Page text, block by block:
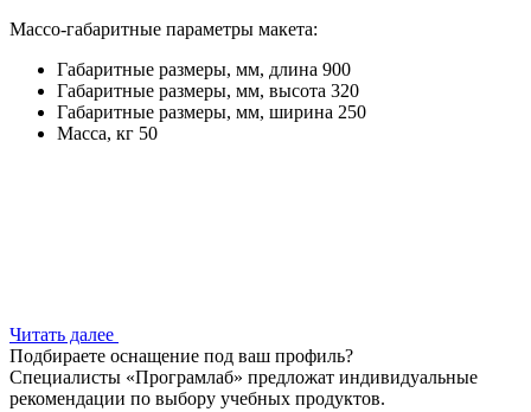
Массо-габаритные параметры макета:
Габаритные размеры, мм, длина 900
Габаритные размеры, мм, высота 320
Габаритные размеры, мм, ширина 250
Масса, кг 50
Читать далее
Подбираете оснащение под ваш профиль?
Специалисты «Програмлаб» предложат индивидуальные
рекомендации по выбору учебных продуктов.